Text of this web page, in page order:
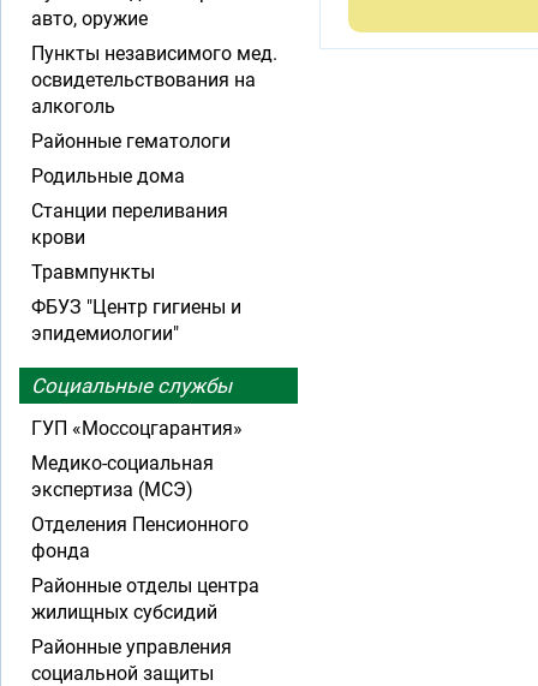
авто, оружие
Пункты независимого мед.
освидетельствования на
алкоголь
Районные гематологи
Родильные дома
Станции переливания
крови
Травмпункты
ФБУЗ "Центр гигиены и
эпидемиологии"
Социальные службы
ГУП «Моссоцгарантия»
Медико-социальная
экспертиза (МСЭ)
Отделения Пенсионного
фонда
Районные отделы центра
жилищных субсидий
Районные управления
социальной защиты